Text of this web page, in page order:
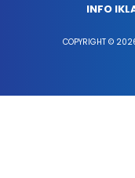
INFO
COPYRIGHT ©